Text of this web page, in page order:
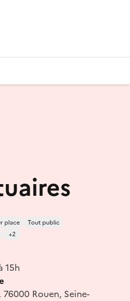
place
Tout public
+2
15h
Rouen, Seine-